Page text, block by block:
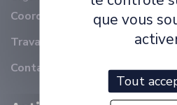
Coordonnées
Travailler à ELLIADD
Contact
que vous
Tout